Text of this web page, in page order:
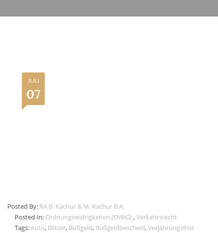
JULI
07
Posted By: RA B. Kachur & M. Kachur B.A.
Posted In: Ordnungswidrigkeiten (OWiG) ,Verkehrsrecht
Tags:Auto, Blitzer, Bußgeld, Bußgeldbescheid,Verjährungsfrist